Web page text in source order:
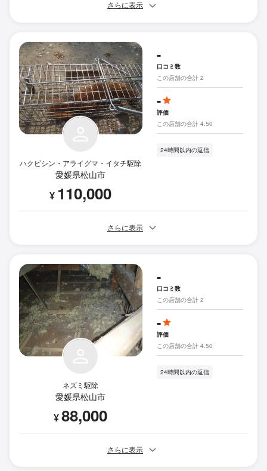
さらに表示
ハクビシン・アライグマ・イタチ駆除
愛媛県松山市
¥ 110,000
-
口コミ数
この店舗の合計 2
-
評価
この店舗の合計 4.50
24時間以内の返信
さらに表示
ネズミ駆除
愛媛県松山市
¥88,000
-
口コミ数
この店舗の合計 2
-
評価
この店舗の合計 4.50
24時間以内の返信
さらに表示